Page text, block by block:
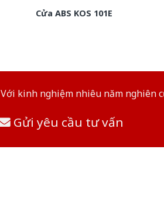
Cửa ABS KOS 101E
Với kinh nghiệm nhiêu năm nghiên
Gửi yêu cầu tư vấn